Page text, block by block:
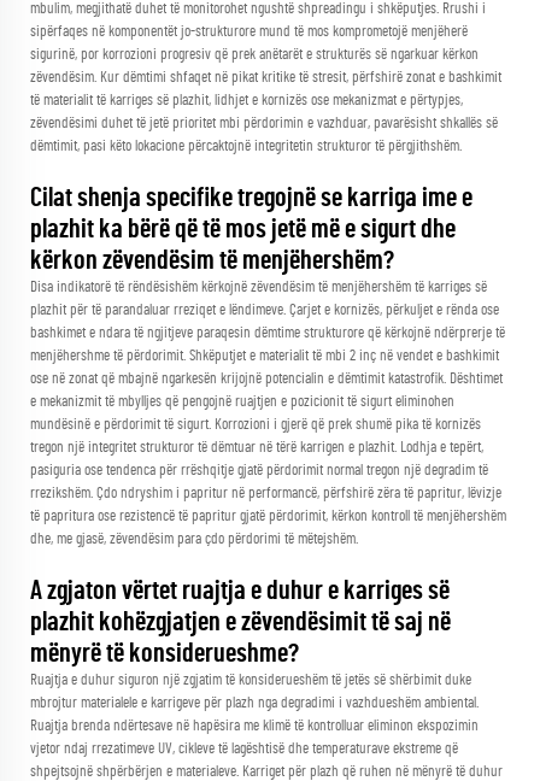
mbulim, megjithatë duhet të monitorohet ngushtë shpreadingu i shkëputjes. Rrushi i
sipërfaqes në komponentët jo-strukturore mund të mos komprometojë menjëherë
sigurinë, por korrozioni progresiv që prek anëtarët e strukturës së ngarkuar kërkon
zëvendësim. Kur dëmtimi shfaqet në pikat kritike të stresit, përfshirë zonat e bashkimit
të materialit të karriges së plazhit, lidhjet e kornizës ose mekanizmat e përtypjes,
zëvendësimi duhet të jetë prioritet mbi përdorimin e vazhduar, pavarësisht shkallës së
dëmtimit, pasi këto lokacione përcaktojnë integritetin strukturor të përgjithshëm.
Cilat shenja specifike tregojnë se karriga ime e
plazhit ka bërë që të mos jetë më e sigurt dhe
kërkon zëvendësim të menjëhershëm?
Disa indikatorë të rëndësishëm kërkojnë zëvendësim të menjëhershëm të karriges së
plazhit për të parandaluar rreziqet e lëndimeve. Çarjet e kornizës, përkuljet e rënda ose
bashkimet e ndara të ngjitjeve paraqesin dëmtime strukturore që kërkojnë ndërprerje të
menjëhershme të përdorimit. Shkëputjet e materialit të mbi 2 inç në vendet e bashkimit
ose në zonat që mbajnë ngarkesën krijojnë potencialin e dëmtimit katastrofik. Dështimet
e mekanizmit të mbylljes që pengojnë ruajtjen e pozicionit të sigurt eliminohen
mundësinë e përdorimit të sigurt. Korrozioni i gjerë që prek shumë pika të kornizës
tregon një integritet strukturor të dëmtuar në tërë karrigen e plazhit. Lodhja e tepërt,
pasiguria ose tendenca për rrëshqitje gjatë përdorimit normal tregon një degradim të
rrezikshëm. Çdo ndryshim i papritur në performancë, përfshirë zëra të papritur, lëvizje
të papritura ose rezistencë të papritur gjatë përdorimit, kërkon kontroll të menjëhershëm
dhe, me gjasë, zëvendësim para çdo përdorimi të mëtejshëm.
A zgjaton vërtet ruajtja e duhur e karriges së
plazhit kohëzgjatjen e zëvendësimit të saj në
mënyrë të konsiderueshme?
Ruajtja e duhur siguron një zgjatim të konsiderueshëm të jetës së shërbimit duke
mbrojtur materialele e karrigeve për plazh nga degradimi i vazhdueshëm ambiental.
Ruajtja brenda ndërtesave në hapësira me klimë të kontrolluar eliminon ekspozimin
vjetor ndaj rrezatimeve UV, cikleve të lagështisë dhe temperaturave ekstreme që
shpejtsojnë shpërbërjen e materialeve. Karriget për plazh që ruhen në mënyrë të duhur